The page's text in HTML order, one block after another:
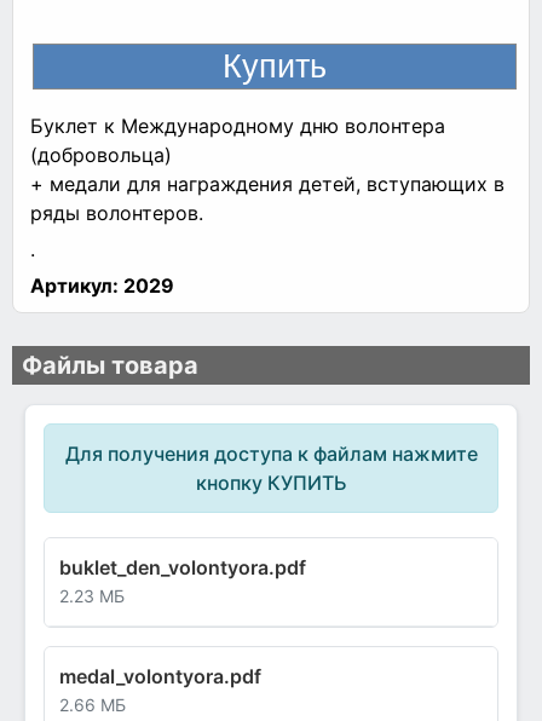
Буклет к Международному дню волонтера
(добровольца)
+ медали для награждения детей, вступающих в
ряды волонтеров.
.
Артикул: 2029
Файлы товара
Для получения доступа к файлам нажмите
кнопку КУПИТЬ
buklet_den_volontyora.pdf
2.23 МБ
medal_volontyora.pdf
2.66 МБ